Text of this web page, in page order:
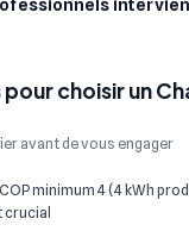
pour choisir un
avant de vous engager
minimum 4 (4 kWh